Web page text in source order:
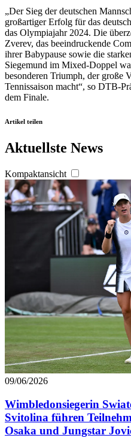
weiteren Daten zusammen,
haben oder die sie im
gesammelt haben. Die
jederzeit über den Link im
angepasst werden.
„Der Sieg der deutschen
großartiger Erfolg für das
das Olympiajahr 2024. Die
Zverev, das beeindruckende
ihrer Babypause sowie die
Siegemund im Mixed-Doppel
besonderen Triumph, der große
Tennissaison macht“, so DTB-
dem Finale.
Artikel teilen
Aktuellste News
Kompaktansicht
09/06/2026
Wimbledonsiegerin
Svitolina führen
Osaka und Jungstar